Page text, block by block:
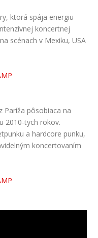
ktorá spája energiu
koncertnej
scénach v Mexiku, USA
Paríža pôsobiaca na
2010-tych rokov.
a hardcore punku,
koncertovaním